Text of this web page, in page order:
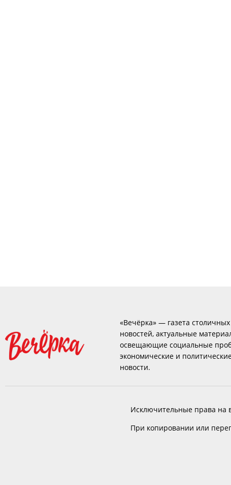
«Вечёрка» — газета столичных
новостей, актуальные
освещающие социальные
экономические и
новости.
Исключительные права на
При копировании или